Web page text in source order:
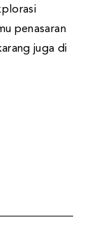
penasaran
juga di